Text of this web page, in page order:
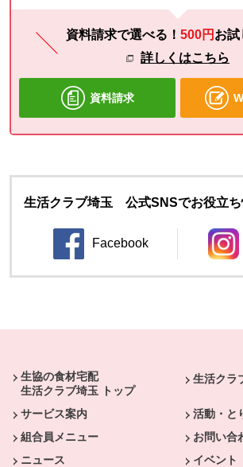
資料請求で選べる！ 500円 お試
詳しくはこちら
資料請求
生活クラブ埼玉 公式SNSでお役立ち
Facebook
別のウィンドウで開きま
生協の食材宅配
生活クラブ埼玉 トップ
生活クラ
サービス案内
活動・と
組合員メニュー
お問い合
ニュース
イベント